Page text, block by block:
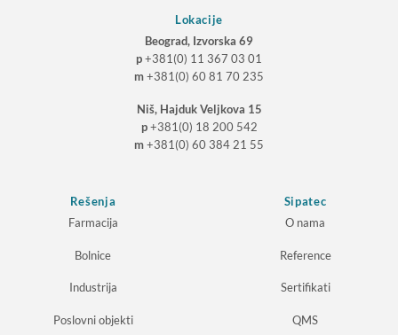
Lokacije
Beograd, Izvorska 69
p+381(0) 11 367 03 01
m+381(0) 60 81 70 235
Niš, Hajduk Veljkova 15
p+381(0) 18 200 542
m+381(0) 60 384 21 55
Rešenja
Farmacija
Bolnice
Industrija
Poslovni objekti
Sipatec
O nama
Reference
Sertifikati
QMS